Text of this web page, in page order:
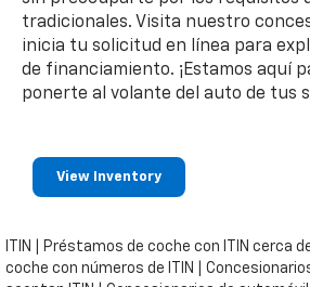
tradicionales. Visita nuestro
inicia tu solicitud en línea para
de financiamiento. ¡Estamos aquí
ponerte al volante del auto de tus
View Inventory
ITIN | Préstamos de coche con ITIN cerca
coche con números de ITIN |